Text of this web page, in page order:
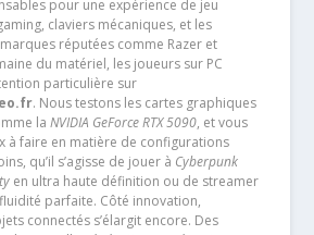
pour une expérience de jeu
claviers mécaniques, et les
réputées comme Razer et
du matériel, les joueurs sur PC
particulière sur
. Nous testons les cartes graphiques
la NVIDIA GeForce RTX 5090, et vous
à faire en matière de configurations
qu’il s’agisse de jouer à Cyberpunk
en ultra haute définition ou de streamer
parfaite. Côté innovation,
connectés s’élargit encore. Des